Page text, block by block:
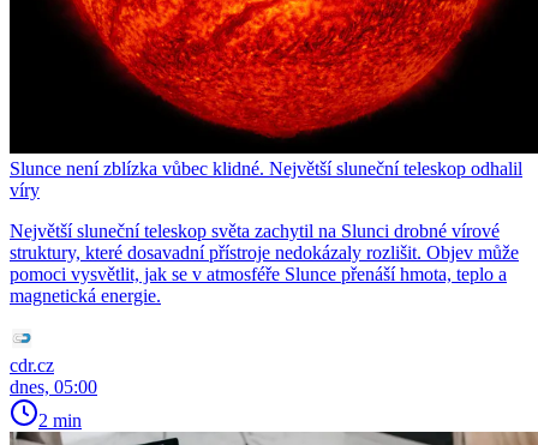
Slunce není zblízka vůbec klidné. Největší sluneční teleskop odhalil
víry
Největší sluneční teleskop světa zachytil na Slunci drobné vírové
struktury, které dosavadní přístroje nedokázaly rozlišit. Objev může
pomoci vysvětlit, jak se v atmosféře Slunce přenáší hmota, teplo a
magnetická energie.
cdr.cz
dnes, 05:00
2 min